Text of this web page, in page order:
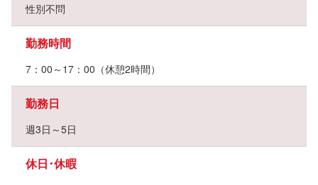
性別不問
勤務時間
7：00～17：00（休憩2時間）
勤務日
週3日～5日
休日･休暇